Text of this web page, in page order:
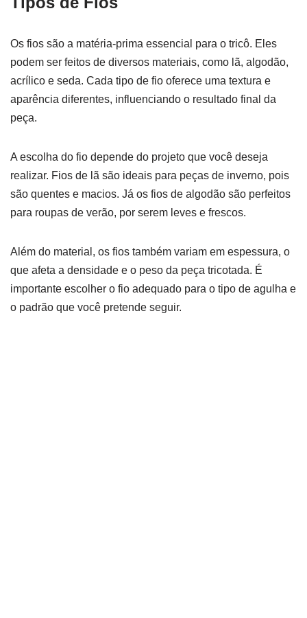
Os fios são a matéria-prima essencial para o tricô. Eles
podem ser feitos de diversos materiais, como lã, algodão,
acrílico e seda. Cada tipo de fio oferece uma textura e
aparência diferentes, influenciando o resultado final da
peça.
A escolha do fio depende do projeto que você deseja
realizar. Fios de lã são ideais para peças de inverno, pois
são quentes e macios. Já os fios de algodão são perfeitos
para roupas de verão, por serem leves e frescos.
Além do material, os fios também variam em espessura, o
que afeta a densidade e o peso da peça tricotada. É
importante escolher o fio adequado para o tipo de agulha e
o padrão que você pretende seguir.